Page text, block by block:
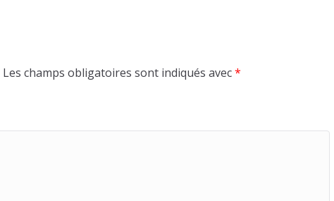
Les champs obligatoires sont indiqués avec*